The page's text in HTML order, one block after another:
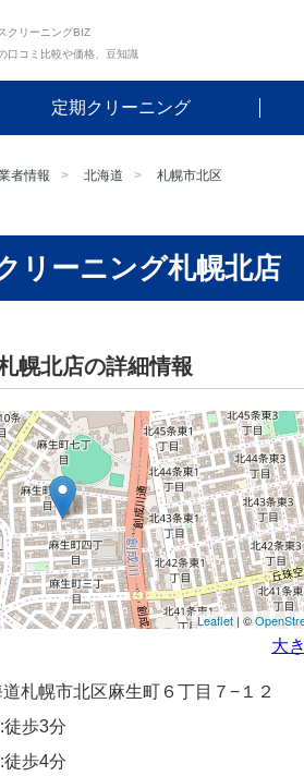
クリーニングBIZ
口コミ比較や価格、豆知識
定期クリーニング
者情報 北海道 札幌市北区
リーニング札幌北店
幌北店の詳細情報
Leaflet | ©
大
札幌市北区麻生町６丁目７−１２
歩3分
歩4分